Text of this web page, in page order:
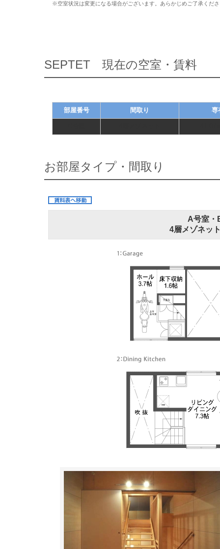
※空室状況は変更になる場合がございます。あらかじめご了承くだ
SEPTET 現在の空室・賃料
部屋番号 間取り 専
お部屋タイプ・間取り
A号室・
4層メゾネッ